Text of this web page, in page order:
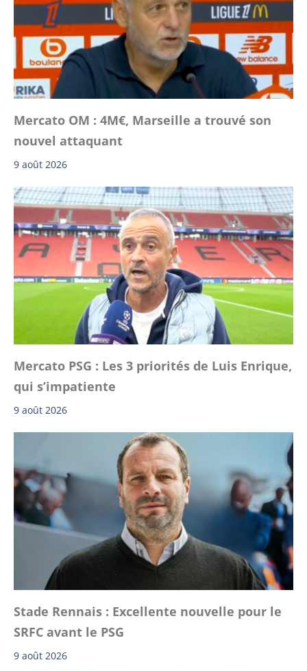
Mercato OM : 4M€, Marseille a trouvé son
nouvel attaquant
9 août 2026
Mercato PSG : Les 3 priorités de Luis Enrique,
qui s’impatiente
9 août 2026
Stade Rennais : Excellente nouvelle pour le
SRFC avant le PSG
9 août 2026